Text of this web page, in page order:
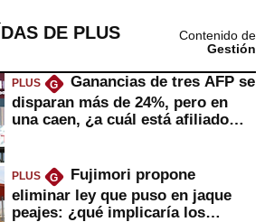
DE PLUS
Contenido de
Gestión
PLUS G
Ganancias de tres AFP se
disparan más de 24%, pero en
una caen, ¿a cuál está afiliado
PLUS G
Fujimori propone
eliminar ley que puso en jaque
peajes: ¿qué implicaría los